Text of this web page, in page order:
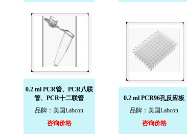
0.2 ml PCR管、PCR八联
管、PCR十二联管
品牌：美国Labcon
咨询价格
0.2 ml PCR96孔反应板
品牌：美国Labcon
咨询价格